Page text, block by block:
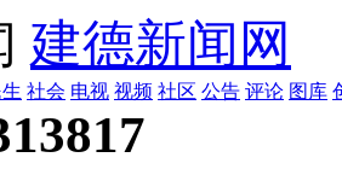
建德新闻网
社会 电视 视频 社区 公告 评论 图库